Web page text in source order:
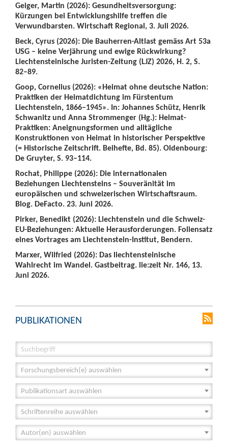
Geiger, Martin (2026): Gesundheitsversorgung:
Kürzungen bei Entwicklungshilfe treffen die
Verwundbarsten. Wirtschaft Regional, 3. Juli 2026.
Beck, Cyrus (2026): Die Bauherren-Altlast gemäss Art 53a
USG – keine Verjährung und ewige Rückwirkung?
Liechtensteinische Juristen-Zeitung (LJZ) 2026, H. 2, S.
82–89.
Goop, Cornelius (2026): «Heimat ohne deutsche Nation:
Praktiken der Heimatdichtung im Fürstentum
Liechtenstein, 1866–1945». In: Johannes Schütz, Henrik
Schwanitz und Anna Strommenger (Hg.): Heimat-
Praktiken: Aneignungsformen und alltägliche
Konstruktionen von Heimat in historischer Perspektive
(= Historische Zeitschrift. Beihefte, Bd. 85). Oldenbourg:
De Gruyter, S. 93–114.
Rochat, Philippe (2026): Die internationalen
Beziehungen Liechtensteins – Souveränität im
europäischen und schweizerischen Wirtschaftsraum.
Blog. DeFacto. 23. Juni 2026.
Pirker, Benedikt (2026): Liechtenstein und die Schweiz-
EU-Beziehungen: Aktuelle Herausforderungen. Foliensatz
eines Vortrages am Liechtenstein-Institut, Bendern.
Marxer, Wilfried (2026): Das liechtensteinische
Wahlrecht im Wandel. Gastbeitrag. lie:zeit Nr. 146, 13.
Juni 2026.
PUBLIKATIONEN
Forschungsbereich(e) auswählen
Publikationsart auswählen
Schriftenreihe auswählen
Autor(en) auswählen